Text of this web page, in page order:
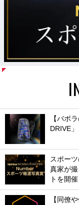
【バボ
DRIVE
スポー
真家が
トを開
【同僚